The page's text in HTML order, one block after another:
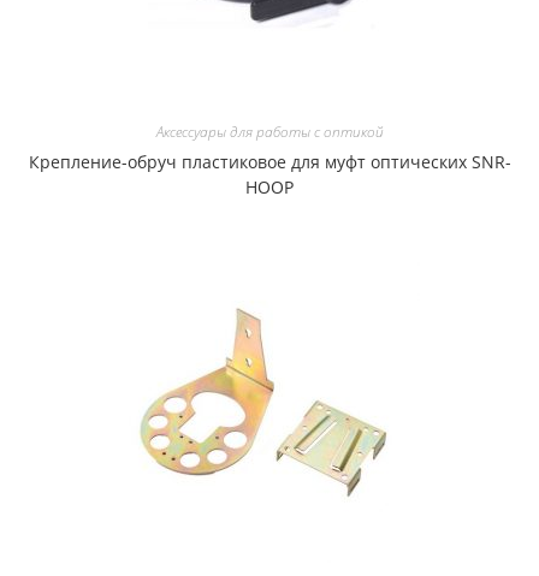
Аксессуары для работы с оптикой
Крепление-обруч пластиковое для муфт оптических SNR-
HOOP